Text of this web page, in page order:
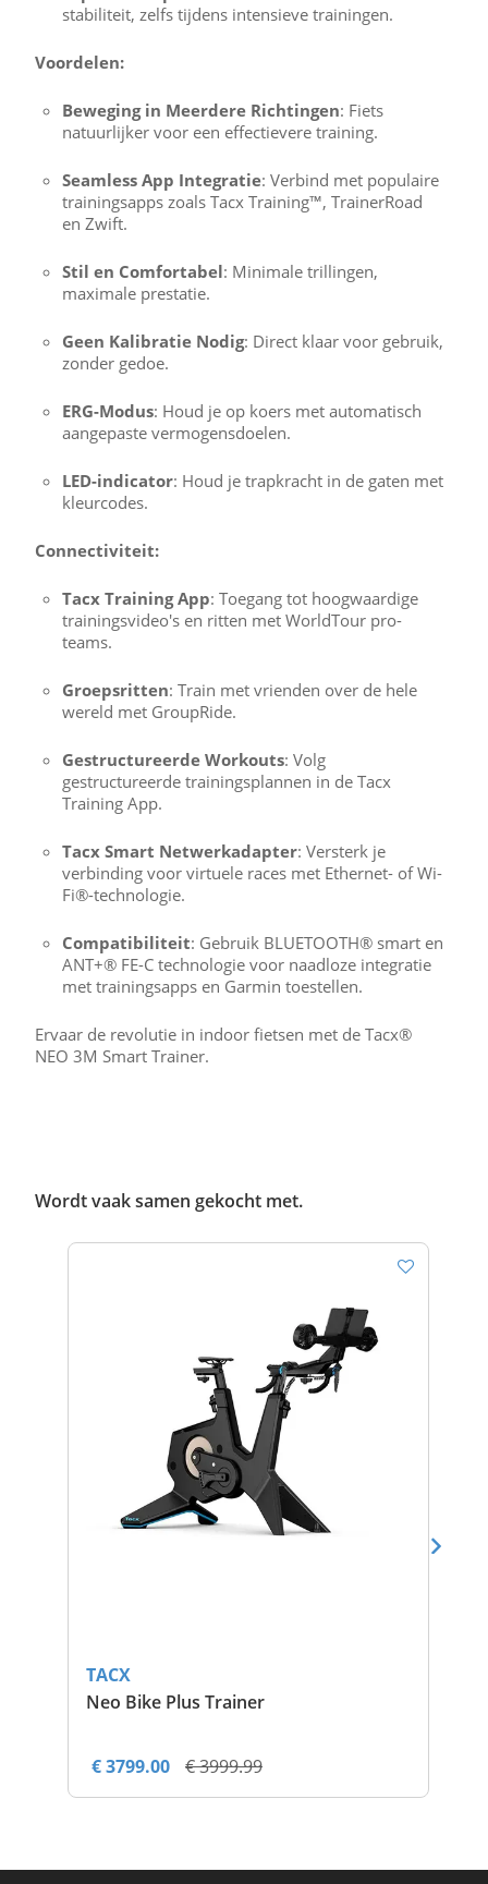
stabiliteit, zelfs tijdens intensieve trainingen.
Voordelen:
Beweging in Meerdere Richtingen: Fiets
natuurlijker voor een effectievere training.
Seamless App Integratie: Verbind met populaire
trainingsapps zoals Tacx Training™, TrainerRoad
en Zwift.
Stil en Comfortabel: Minimale trillingen,
maximale prestatie.
Geen Kalibratie Nodig: Direct klaar voor gebruik,
zonder gedoe.
ERG-Modus: Houd je op koers met automatisch
aangepaste vermogensdoelen.
LED-indicator: Houd je trapkracht in de gaten met
kleurcodes.
Connectiviteit:
Tacx Training App: Toegang tot hoogwaardige
trainingsvideo's en ritten met WorldTour pro-
teams.
Groepsritten: Train met vrienden over de hele
wereld met GroupRide.
Gestructureerde Workouts: Volg
gestructureerde trainingsplannen in de Tacx
Training App.
Tacx Smart Netwerkadapter: Versterk je
verbinding voor virtuele races met Ethernet- of Wi-
Fi®-technologie.
Compatibiliteit: Gebruik BLUETOOTH® smart en
ANT+® FE-C technologie voor naadloze integratie
met trainingsapps en Garmin toestellen.
Ervaar de revolutie in indoor fietsen met de Tacx®
NEO 3M Smart Trainer.
Wordt vaak samen gekocht met.
TACX
Neo Bike Plus Trainer
€ 3799.00 € 3999.99